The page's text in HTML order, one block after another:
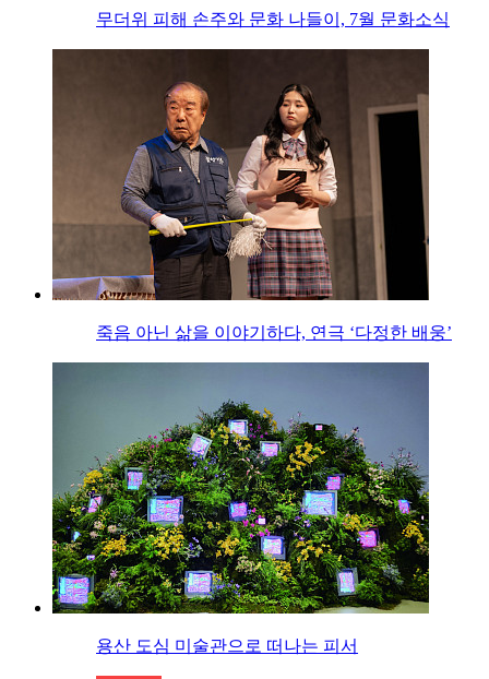
무더위 피해 손주와 문화 나들이, 7월 문화소식
죽음 아닌 삶을 이야기하다, 연극 ‘다정한 배웅’
용산 도심 미술관으로 떠나는 피서